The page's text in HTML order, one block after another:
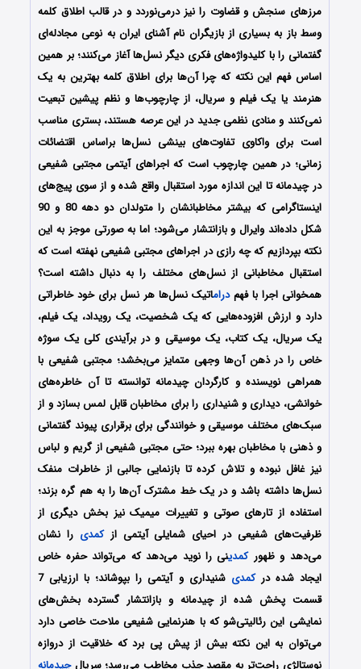
مرزهای سنجش و قضاوت را نیز درمی‌نوردد و در قالب اطلاق کلمه
وسط باز به بسیاری از بازیگران نام آشنای ایران به نوعی مجادله‌ای
گفتمانی را با کلیدواژه‌های فکری دیگر نسل‌ها آغاز می‌کنند؛ بر همین
اساس فهم این نکته که چرا آن‌ها برای اطلاق کلمه بهترین به یک
هنرمند یا یک فیلم و سریال، از چارچوب‌ها و نظم پیشین تبعیت
نمی‌کنند و منادی نظمی جدید در این عرصه هستند، بستری مناسب
است برای واکاوی تفاوت‌های بینشی نسل‌ها براساس اقتضائات
زمانی؛ در همین چارچوب است که اجراهای آیتمی مجتبی شفیعی
در چیدمانه تا این اندازه مورد استقبال واقع شده و از سوی پیج‌های
اینستاگرامی که بیشتر مخاطبانشان را متولدان دو دهه 80 و 90
شکل داده‌اند وایرال و بازانتشار می‌شود؛ اما به صورتی موجز به این
نکته بپردازیم که چه رازی در اجراهای مجتبی شفیعی نهفته است که
استقبال مخاطبانی از نسل‌های مختلف را به دنبال داشته است؟
همخوانی اجرا با فهمدراماتیک نسل‌ها هر نسل برای خود خاطراتی
دارد و ارزش افزوده‌هایی که یک شخصیت، یک رویداد، یک فیلم،
یک سریال، یک کتاب، یک موسیقی و در برآیندی کلی یک سوژه
خاص را در ذهن آن‌ها وجهی متمایز می‌بخشد؛ مجتبی شفیعی با
همراهی نویسنده و کارگردان چیدمانه توانسته تا آن خاطره‌های
خوانشی، دیداری و شنیداری را برای مخاطبان قابل لمس بسازد و از
سبک‌های مختلف موسیقی و خوانندگی برای برقراری پیوند گفتمانی
و ذهنی با مخاطبان بهره ببرد؛ حتی مجتبی شفیعی از گریم و لباس
نیز غافل نبوده و تلاش کرده تا بازنمایی جالبی از خاطرات منفک
نسل‌ها داشته باشد و در یک خط مشترک آن‌ها را به هم گره بزند؛
استفاده از تارهای صوتی و تغییرات میمیک نیز بخش دیگری از
ظرفیت‌های شفیعی در احیای شمایلی آیتمی ازکمدی را نشان
می‌دهد و ظهورکمدینی را نوید می‌دهد که می‌تواند حفره خاص
ایجاد شده درکمدی
شنیداری و آیتمی را بپوشاند؛ با ارزیابی 7
قسمت پخش شده از چیدمانه و بازانتشار گسترده بخش‌های
نمایشی این رئالیتی‌شو که با هنرنمایی شفیعی ملاحت خاصی دارد
می‌توان به این نکته بیش از پیش پی برد که خلاقیت از دروازه
نوستالژی راحت‌تر به مقصد جذب مخاطب می‌رسد؛ سریالچیدمانه